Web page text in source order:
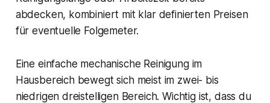
abdecken, kombiniert mit klar definierten Preisen
für eventuelle Folgemeter.
Eine einfache mechanische Reinigung im
Hausbereich bewegt sich meist im zwei- bis
niedrigen dreistelligen Bereich. Wichtig ist, dass du